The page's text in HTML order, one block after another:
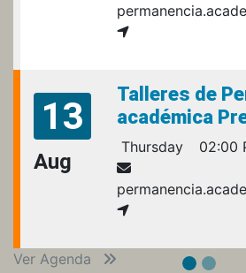
13
Aug
Talleres de
académica
Thursday 02:00
Ver Agenda